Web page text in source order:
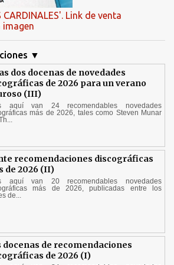
Link de venta
imagen
▼
dos docenas de novedades
de 2026 para un verano
(III)
aquí van 24 recomendables novedades
más de 2026, tales como Steven Munar
recomendaciones discográficas
de 2026 (II)
aquí van 20 recomendables novedades
más de 2026, publicadas entre los
de...
docenas de recomendaciones
de 2026 (I)